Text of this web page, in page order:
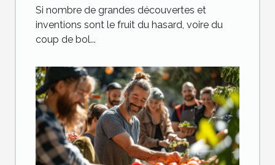
Si nombre de grandes découvertes et
inventions sont le fruit du hasard, voire du
coup de bol...